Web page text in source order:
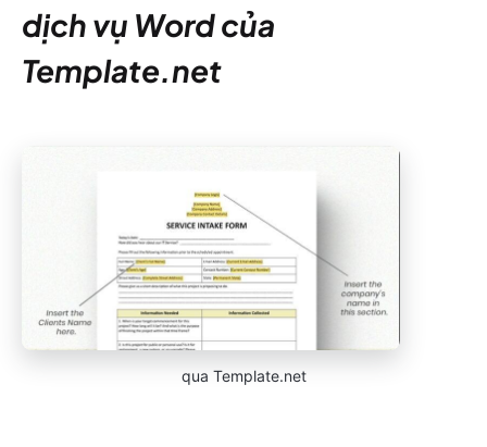
dịch vụ Word của
Template.net
qua Template.net